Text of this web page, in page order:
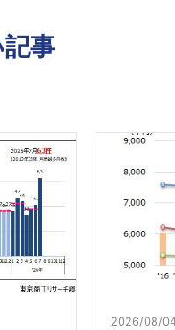
事
2026/08/